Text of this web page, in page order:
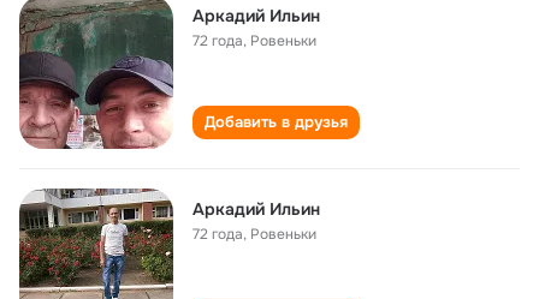
Аркадий Ильин
72 года, Ровеньки
Добавить в друзья
Аркадий Ильин
72 года, Ровеньки